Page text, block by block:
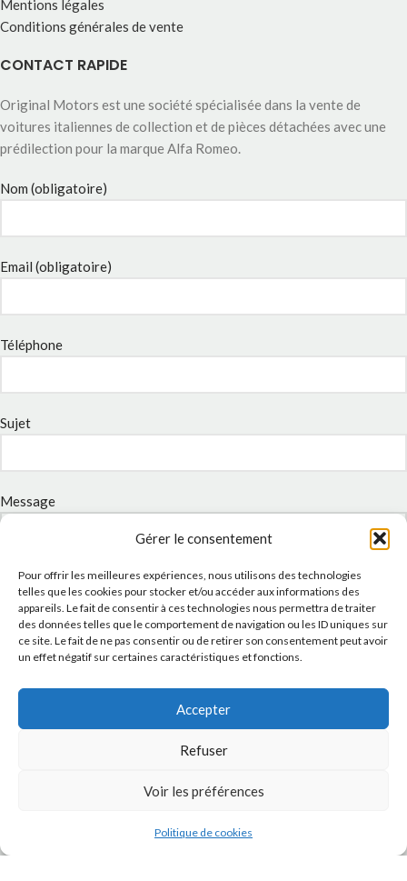
Gérer le consentement
Pour offrir les meilleures expériences, nous utilisons des technologies
telles que les cookies pour stocker et/ou accéder aux informations des
appareils. Le fait de consentir à ces technologies nous permettra de traiter
des données telles que le comportement de navigation ou les ID uniques sur
ce site. Le fait de ne pas consentir ou de retirer son consentement peut avoir
un effet négatif sur certaines caractéristiques et fonctions.
Accepter
Refuser
Voir les préférences
Politique de cookies
Mentions légales
Conditions générales de vente
CONTACT RAPIDE
Original Motors est une société spécialisée dans la vente de
voitures italiennes de collection et de pièces détachées avec une
prédilection pour la marque Alfa Romeo.
Nom (obligatoire)
Email (obligatoire)
Téléphone
Sujet
Message
Politique de confidentialité